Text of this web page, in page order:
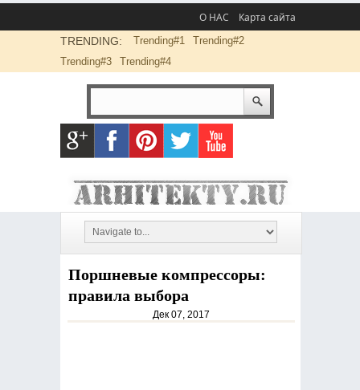
О НАС Карта сайта
TRENDING: Trending#1
Trending#2
Trending#3
Trending#4
Поршневые компрессоры:
правила выбора
Дек 07, 2017